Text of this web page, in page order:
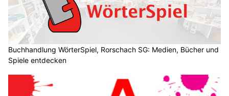
Buchhandlung WörterSpiel, Rorschach SG: Medien, Bücher und
Spiele entdecken